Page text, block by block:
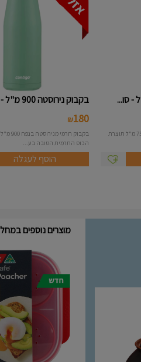
תרמוס נירוסטה איכותי במיוחד בנפח 750 מ"ל תוצרת
בקבוק נירוסטה 900 מ"ל - קונטיג...
180
₪
הכוס התרמית הטובה בע...
הוסף לעגלה
מוצרים נוספים